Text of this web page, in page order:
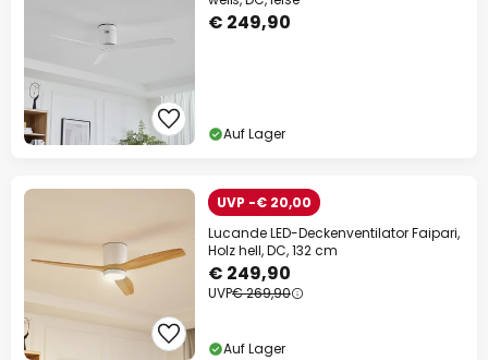
€ 249,90
Auf Lager
UVP -€ 20,00
Lucande LED-Deckenventilator Faipari,
Holz hell, DC, 132 cm
€ 249,90
UVP€ 269,90
Auf Lager